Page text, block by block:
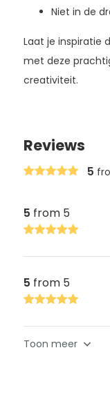
Niet in de
Laat je inspiratie
met deze
creativiteit.
Reviews
5
5 from 5
5 from 5
Toon meer